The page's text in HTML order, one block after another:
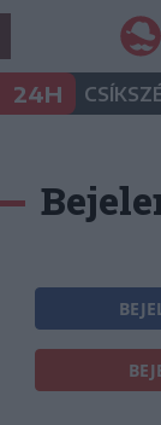
24H